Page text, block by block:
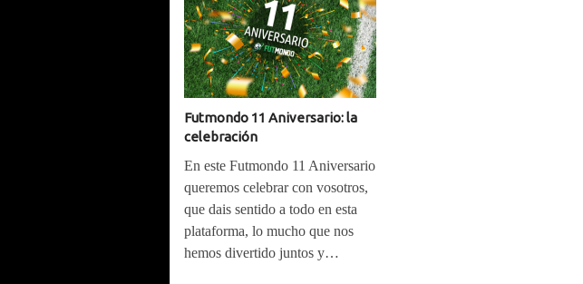
Futmondo 11 Aniversario: la
celebración
En este Futmondo 11 Aniversario
queremos celebrar con vosotros,
que dais sentido a todo en esta
plataforma, lo mucho que nos
hemos divertido juntos y…